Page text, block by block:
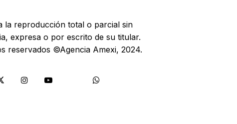
la reproducción total o parcial sin
expresa o por escrito de su titular.
reservados ©Agencia Amexi, 2024.